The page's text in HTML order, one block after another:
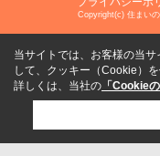
Copyright(c) 住まい
当サイトでは、お客様の当
して、クッキー（Cookie）を
詳しくは、当社の 「Cookie